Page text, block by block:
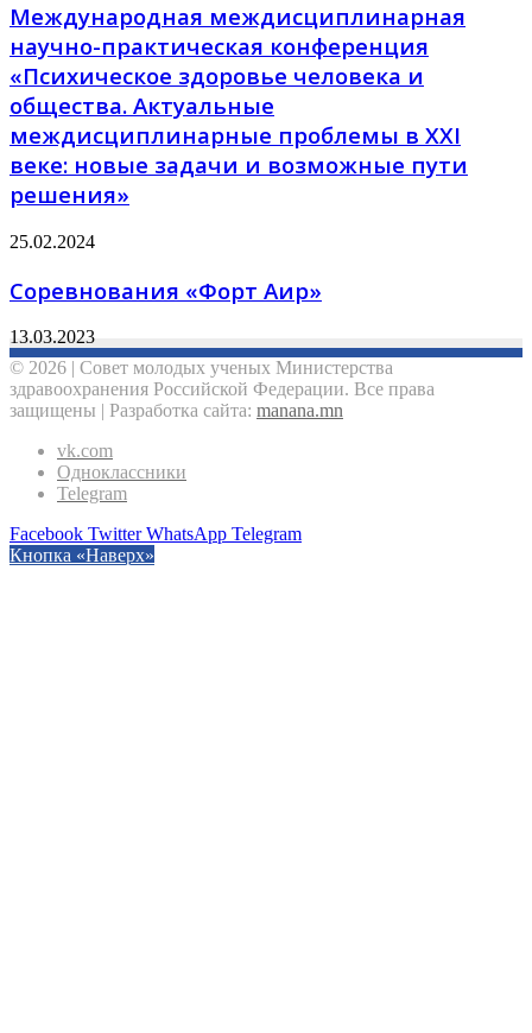
Международная междисциплинарная
научно-практическая конференция
«Психическое здоровье человека и
общества. Актуальные
междисциплинарные проблемы в XXI
веке: новые задачи и возможные пути
решения»
25.02.2024
Соревнования «Форт Аир»
13.03.2023
© 2026 | Совет молодых ученых Министерства
здравоохранения Российской Федерации. Все права
защищены | Разработка сайта: manana.mn
vk.com
Одноклассники
Telegram
Facebook Twitter WhatsApp Telegram
Кнопка «Наверх»